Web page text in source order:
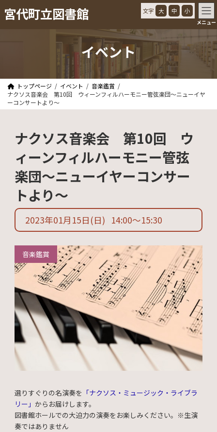
ン
ビ宮代町立図書館 文字 大 中 小
メニュー
イベント
トップページ イベント
音楽鑑賞
ナクソス音楽会 第10回 ウィーンフィルハーモニー管弦楽団～ニューイヤ
ーコンサートより～
ナクソス音楽会 第10回 ウ
ィーンフィルハーモニー管弦
楽団～ニューイヤーコンサー
トより～
2023年01月15日 (日) 14:00〜15:30
音楽鑑賞
選りすぐりの名演奏を 「ナクソス・ミュージック・ライブラ
リー」 からお届けします。
図書館ホールでの大迫力の演奏をお楽しみください。※生演
奏ではありません